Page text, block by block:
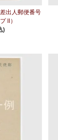
出人郵便番号
ll）
)